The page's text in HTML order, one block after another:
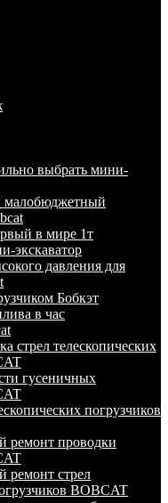
выбрать мини-
малобюджетный
в мире 1т
экскаватор
давления для
Бобкэт
в час
стрел телескопических
гусеничных
погрузчиков
ремонт проводки
ремонт стрел
BOBCAT